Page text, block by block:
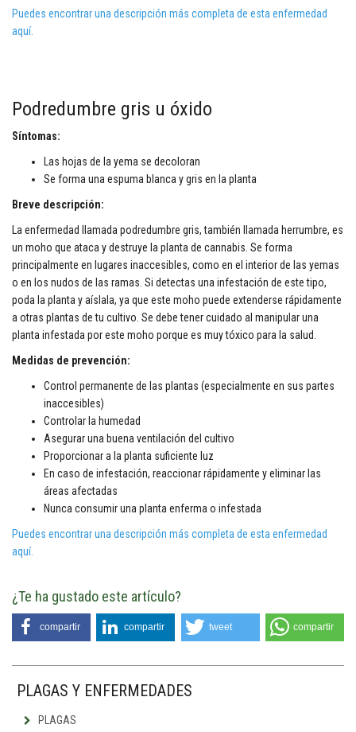
Puedes encontrar una descripción más completa de esta enfermedad
aquí.
Podredumbre gris u óxido
Síntomas:
Las hojas de la yema se decoloran
Se forma una espuma blanca y gris en la planta
Breve descripción:
La enfermedad llamada podredumbre gris, también llamada herrumbre, es
un moho que ataca y destruye la planta de cannabis. Se forma
principalmente en lugares inaccesibles, como en el interior de las yemas
o en los nudos de las ramas. Si detectas una infestación de este tipo,
poda la planta y aíslala, ya que este moho puede extenderse rápidamente
a otras plantas de tu cultivo. Se debe tener cuidado al manipular una
planta infestada por este moho porque es muy tóxico para la salud.
Medidas de prevención:
Control permanente de las plantas (especialmente en sus partes
inaccesibles)
Controlar la humedad
Asegurar una buena ventilación del cultivo
Proporcionar a la planta suficiente luz
En caso de infestación, reaccionar rápidamente y eliminar las
áreas afectadas
Nunca consumir una planta enferma o infestada
Puedes encontrar una descripción más completa de esta enfermedad
aquí.
¿Te ha gustado este artículo?
compartir compartir tweet compartir
PLAGAS Y ENFERMEDADES
PLAGAS